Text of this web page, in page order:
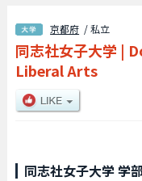
京都府 / 私立
同志社女子大学 |
Liberal Arts
同志社女子大学 学